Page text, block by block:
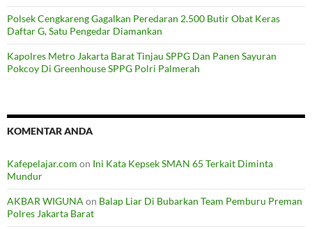
Polsek Cengkareng Gagalkan Peredaran 2.500 Butir Obat Keras
Daftar G, Satu Pengedar Diamankan
Kapolres Metro Jakarta Barat Tinjau SPPG Dan Panen Sayuran
Pokcoy Di Greenhouse SPPG Polri Palmerah
KOMENTAR ANDA
Kafepelajar.com on Ini Kata Kepsek SMAN 65 Terkait Diminta
Mundur
AKBAR WIGUNA on Balap Liar Di Bubarkan Team Pemburu Preman
Polres Jakarta Barat